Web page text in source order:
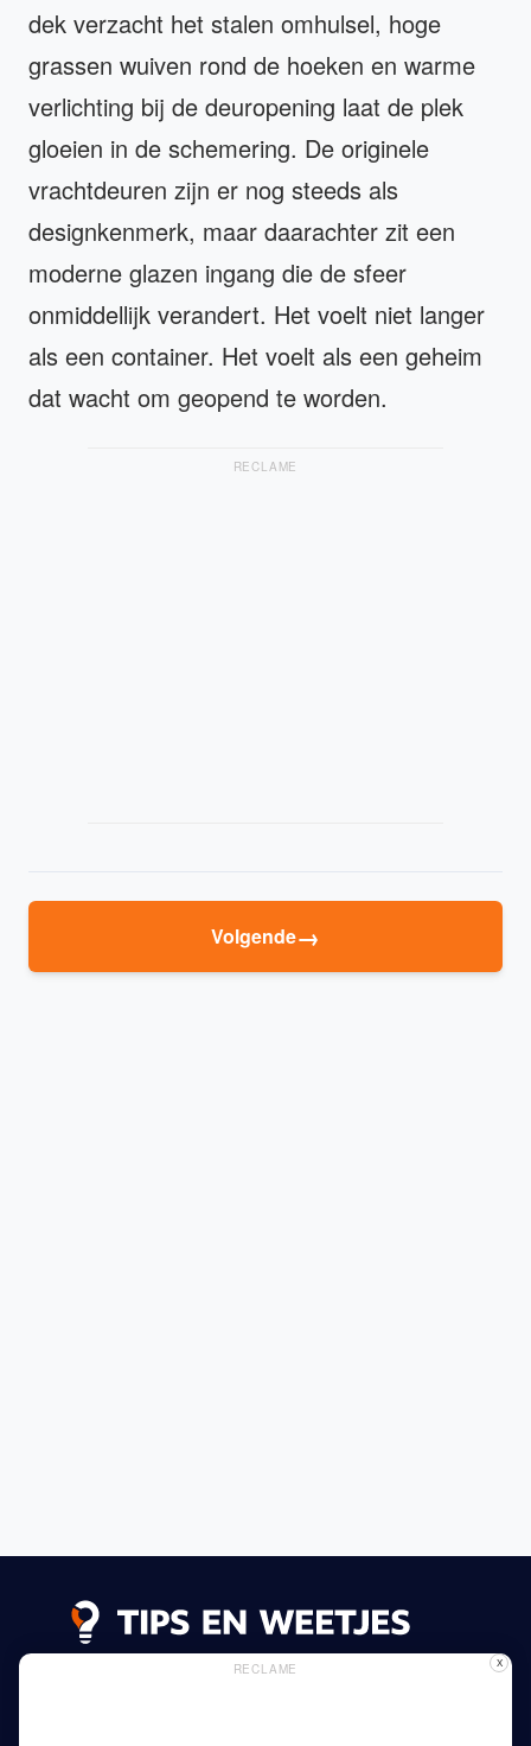
dek verzacht het stalen omhulsel, hoge
grassen wuiven rond de hoeken en warme
verlichting bij de deuropening laat de plek
gloeien in de schemering. De originele
vrachtdeuren zijn er nog steeds als
designkenmerk, maar daarachter zit een
moderne glazen ingang die de sfeer
onmiddellijk verandert. Het voelt niet langer
als een container. Het voelt als een geheim
dat wacht om geopend te worden.
RECLAME
Volgende→
RECLAME X